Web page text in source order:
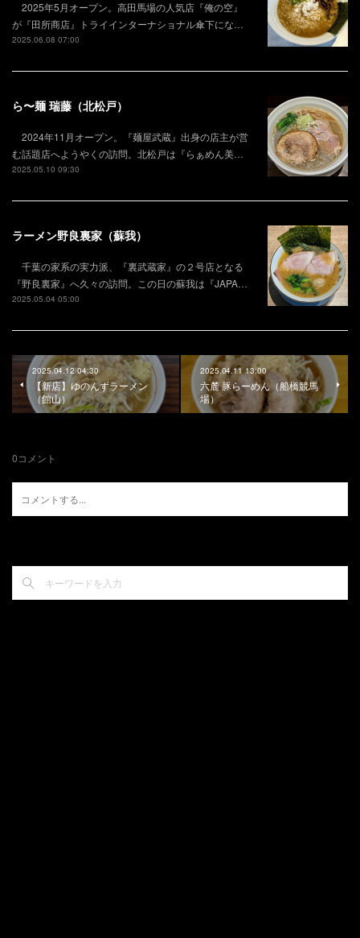
2025年5月オープン。高田馬場の人気店『俺の空』
が『田所商店』トライインターナショナル傘下にな…
2025.06.08 07:00
ら〜麺 瑞藤（北松戸）
2024年11月オープン。『麺屋武蔵』出身の店主が営
む話題店へようやくの訪問。北松戸は『らぁめん美…
2025.05.10 09:30
ラーメン野良裏家（蘇我）
千葉の家系の実力派、『裏武蔵家』の２号店となる
『野良裏家』へ久々の訪問。この日の蘇我は『JAPA…
2025.05.04 05:00
2025.04.12 04:30
【新店】ゆのんずラーメン
（館山）
2025.04.11 13:00
六麓 豚らーめん（船橋競馬
場）
0コメント